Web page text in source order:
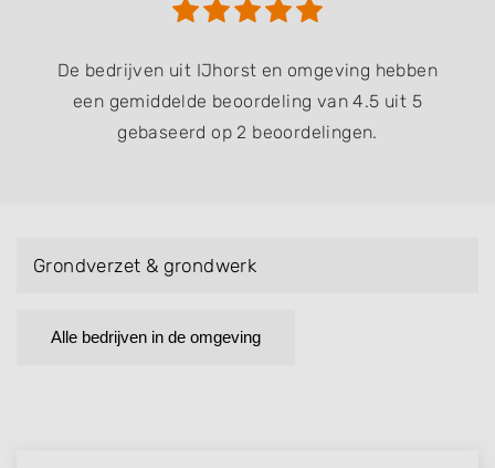
De bedrijven uit IJhorst en omgeving hebben
een gemiddelde beoordeling van 4.5 uit 5
gebaseerd op 2 beoordelingen.
Grondverzet & grondwerk
Alle bedrijven in de omgeving